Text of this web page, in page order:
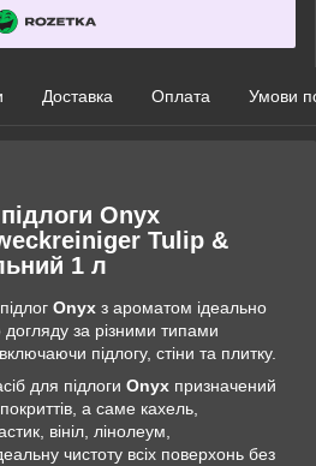
Доставка Оплата Умови
Onyx
Tulip &
1 л
Onyx з ароматом ідеально
за різними типами
підлогу, стіни та плитку.
для підлоги Onyx призначений
а саме кахель,
вініл, лінолеум,
чистоту всіх поверхонь без